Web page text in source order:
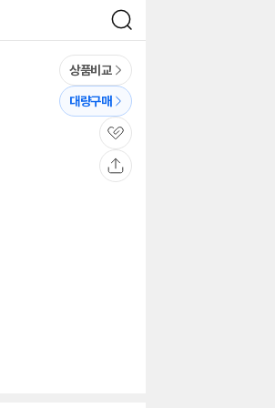
검
색
상품비교
대량구매
관
심